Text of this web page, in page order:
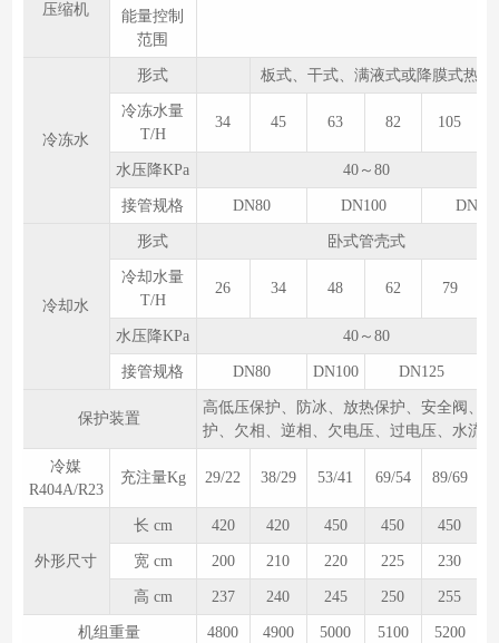
压缩机
能量控制
范围
冷冻水
形式 板式、干式、满液式或降膜式热交
冷冻水量
T/H
34 45 63 82 105
水压降KPa 40～80
接管规格 DN80 DN100
冷却水
形式 卧式管壳式
冷却水量
T/H
26 34 48 62 79
水压降KPa 40～80
接管规格 DN80 DN100 DN125
保护装置
高低压保护、防冰、放热保护、安全阀、
护、欠相、逆相、欠电压、过电压、水流
冷媒
R404A/R23
充注量Kg 29/22 38/29 53/41 69/54 89/69
外形尺寸
长 cm 420 420 450 450 450
宽 cm 200 210 220 225 230
高 cm 237 240 245 250 255
机组重量 4800 4900 5000 5100 5200